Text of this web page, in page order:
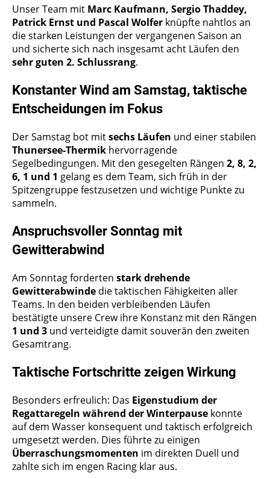
Unser Team mit Marc Kaufmann, Sergio Thaddey,
Patrick Ernst und Pascal Wolfer knüpfte nahtlos an
die starken Leistungen der vergangenen Saison an
und sicherte sich nach insgesamt acht Läufen den
sehr guten 2. Schlussrang.
Konstanter Wind am Samstag, taktische
Entscheidungen im Fokus
Der Samstag bot mitsechs Läufen und einer stabilen
Thunersee-Thermik hervorragende
Segelbedingungen. Mit den gesegelten Rängen 2, 8, 2,
6, 1 und 1 gelang es dem Team, sich früh in der
Spitzengruppe festzusetzen und wichtige Punkte zu
sammeln.
Anspruchsvoller Sonntag mit
Gewitterabwind
Am Sonntag forderten stark drehende
Gewitterabwinde die taktischen Fähigkeiten aller
Teams. In den beiden verbleibenden Läufen
bestätigte unsere Crew ihre Konstanz mit den Rängen
1 und 3 und verteidigte damit souverän den zweiten
Gesamtrang.
Taktische Fortschritte zeigen Wirkung
Besonders erfreulich: Das Eigenstudium der
Regattaregeln während der Winterpause konnte
auf dem Wasser konsequent und taktisch erfolgreich
umgesetzt werden. Dies führte zu einigen
Überraschungsmomenten im direkten Duell und
zahlte sich im engen Racing klar aus.